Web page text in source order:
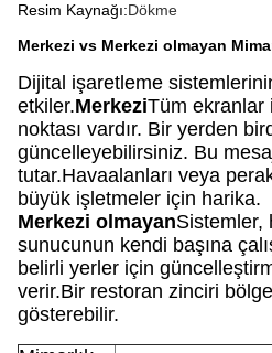
Resim Kaynağı:Dökme
Merkezi vs Merkezi olmayan
Dijital işaretleme
etkiler.MerkeziTüm ekranlar
noktası vardır. Bir yerden
güncelleyebilirsiniz. Bu
tutar.Havaalanları veya
büyük işletmeler için harika.
Merkezi olmayanSistemler,
sunucunun kendi başına
belirli yerler için
verir.Bir restoran zinciri
gösterebilir.